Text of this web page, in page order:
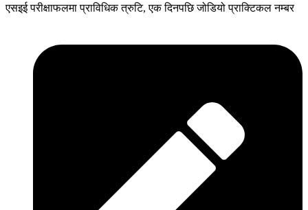
एसइई परीक्षाफलमा प्राविधिक त्रुटि, एक दिनपछि जोडियो प्राक्टिकल नम्बर